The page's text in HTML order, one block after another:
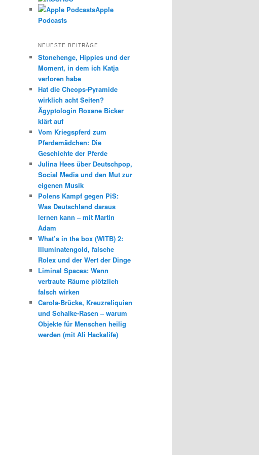
Apple
Podcasts
NEUESTE BEITRÄGE
Stonehenge, Hippies und der
Moment, in dem ich Katja
verloren habe
Hat die Cheops-Pyramide
wirklich acht Seiten?
Ägyptologin Roxane Bicker
klärt auf
Vom Kriegspferd zum
Pferdemädchen: Die
Geschichte der Pferde
Julina Hees über Deutschpop,
Social Media und den Mut zur
eigenen Musik
Polens Kampf gegen PiS:
Was Deutschland daraus
lernen kann – mit Martin
Adam
What’s in the box (WITB) 2:
Illuminatengold, falsche
Rolex und der Wert der Dinge
Liminal Spaces: Wenn
vertraute Räume plötzlich
falsch wirken
Carola-Brücke, Kreuzreliquien
und Schalke-Rasen – warum
Objekte für Menschen heilig
werden (mit Ali Hackalife)